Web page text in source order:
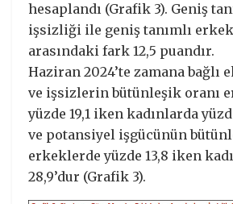
hesaplandı (Grafik 3). Geniş
işsizliği ile geniş tanımlı
arasındaki fark 12,5 puandır.
Haziran 2024’te zamana bağlı
ve işsizlerin bütünleşik oranı
yüzde 19,1 iken kadınlarda
ve potansiyel işgücünün
erkeklerde yüzde 13,8 iken
28,9’dur (Grafik 3).